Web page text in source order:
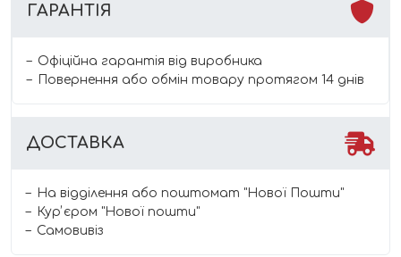
Cloud
кількість
ГАРАНТІЯ
Офіційна гарантія від виробника
Повернення або обмін товару протягом 14 днів
ДОСТАВКА
На відділення або поштомат "Нової Пошти"
Курʼєром "Нової пошти"
Самовивіз